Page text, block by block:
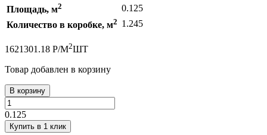
Площадь, м2
0.125
Количество в коробке, м2 1.245
1621301.18 Р/М2ШТ
Товар добавлен в корзину
В корзину
0.125
Купить в 1 клик